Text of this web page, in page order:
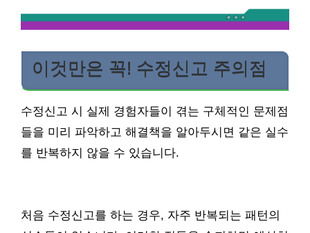
이것만은 꼭! 수정신고 주의점
수정신고 시 실제 경험자들이 겪는 구체적인 문제점
들을 미리 파악하고 해결책을 알아두시면 같은 실수
를 반복하지 않을 수 있습니다.
처음 수정신고를 하는 경우, 자주 반복되는 패턴의